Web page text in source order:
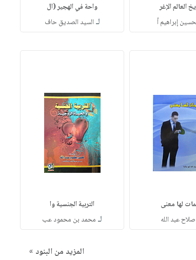
العالم الإغر
إبراهيم أ
واحة في الهجير (ال
لـ السيد الصديق حاف
لها معنى
صلاح عبد الله
التربية الجنسية وا
لـ محمد بن محمود عب
المزيد من البنود »